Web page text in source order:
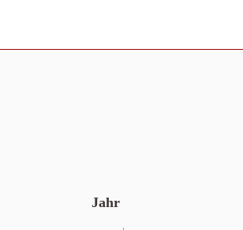
Jahr